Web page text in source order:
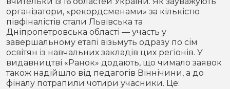
організатори, «рекордсменами» за кількістю
півфіналістів стали Львівська та
Дніпропетровська області — участь у
завершальному етапі візьмуть одразу по сім
освітян із навчальних закладів цих регіонів. У
видавництві «Ранок» додають, що чимало заявок
також надійшло від педагогів Віннічини, а до
фіналу потрапили чотири учасники. Це: